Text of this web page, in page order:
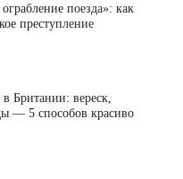
поезда»: как
преступление
в Британии: вереск,
— 5 способов красиво